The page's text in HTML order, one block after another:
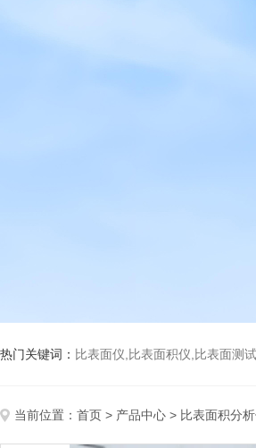
热门关键词： 比表面仪,比表面积仪,比表面测试仪,比
当前位置： 首页 > 产品中心 > 比表面积分